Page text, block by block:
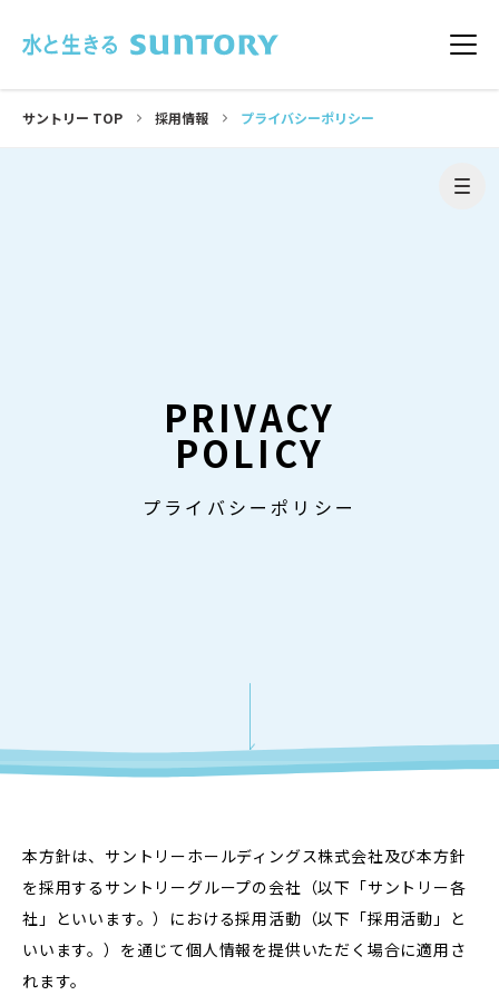
メ
サントリー TOP 採用情報 プライバシーポリシー
ビジネス部門
デジタル&テクノロジー部門
製造部門
法務部門
企業・グループ情報
STRATEGIES
サントリーの事業戦略を知る
サービストップへ
サステナビリティ 新規ビジネス
PRIVACY
POLICY
プライバシーポリシー
本方針は、サントリーホールディングス株式会社及び本方針
を採用するサントリーグループの会社（以下「サントリー各
社」といいます。）における採用活動（以下「採用活動」と
いいます。）を通じて個人情報を提供いただく場合に適用さ
れます。